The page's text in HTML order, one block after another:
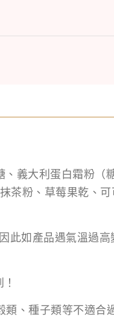
義大利蛋白霜粉（
茶粉、草莓果乾、
此如產品遇氣溫過
、種子類等不適合